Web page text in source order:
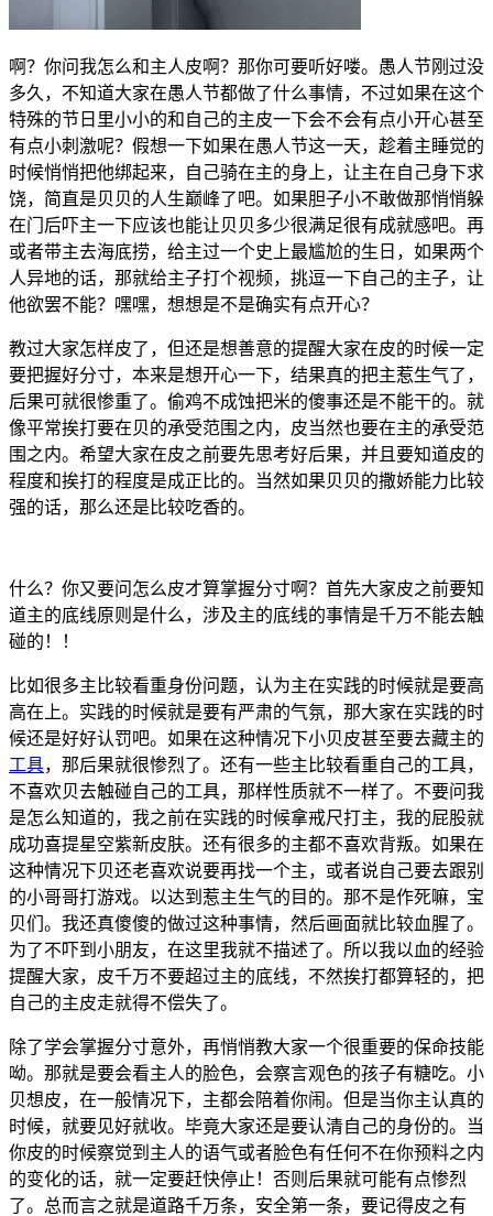
啊？你问我怎么和主人皮啊？那你可要听好喽。愚人节刚过没
多久，不知道大家在愚人节都做了什么事情，不过如果在这个
特殊的节日里小小的和自己的主皮一下会不会有点小开心甚至
有点小刺激呢？假想一下如果在愚人节这一天，趁着主睡觉的
时候悄悄把他绑起来，自己骑在主的身上，让主在自己身下求
饶，简直是贝贝的人生巅峰了吧。如果胆子小不敢做那悄悄躲
在门后吓主一下应该也能让贝贝多少很满足很有成就感吧。再
或者带主去海底捞，给主过一个史上最尴尬的生日，如果两个
人异地的话，那就给主子打个视频，挑逗一下自己的主子，让
他欲罢不能？嘿嘿，想想是不是确实有点开心？
教过大家怎样皮了，但还是想善意的提醒大家在皮的时候一定
要把握好分寸，本来是想开心一下，结果真的把主惹生气了，
后果可就很惨重了。偷鸡不成蚀把米的傻事还是不能干的。就
像平常挨打要在贝的承受范围之内，皮当然也要在主的承受范
围之内。希望大家在皮之前要先思考好后果，并且要知道皮的
程度和挨打的程度是成正比的。当然如果贝贝的撒娇能力比较
强的话，那么还是比较吃香的。
什么？你又要问怎么皮才算掌握分寸啊？首先大家皮之前要知
道主的底线原则是什么，涉及主的底线的事情是千万不能去触
碰的！！
比如很多主比较看重身份问题，认为主在实践的时候就是要高
高在上。实践的时候就是要有严肃的气氛，那大家在实践的时
候还是好好认罚吧。如果在这种情况下小贝皮甚至要去藏主的
工具，那后果就很惨烈了。还有一些主比较看重自己的工具，
不喜欢贝去触碰自己的工具，那样性质就不一样了。不要问我
是怎么知道的，我之前在实践的时候拿戒尺打主，我的屁股就
成功喜提星空紫新皮肤。还有很多的主都不喜欢背叛。如果在
这种情况下贝还老喜欢说要再找一个主，或者说自己要去跟别
的小哥哥打游戏。以达到惹主生气的目的。那不是作死嘛，宝
贝们。我还真傻傻的做过这种事情，然后画面就比较血腥了。
为了不吓到小朋友，在这里我就不描述了。所以我以血的经验
提醒大家，皮千万不要超过主的底线，不然挨打都算轻的，把
自己的主皮走就得不偿失了。
除了学会掌握分寸意外，再悄悄教大家一个很重要的保命技能
呦。那就是要会看主人的脸色，会察言观色的孩子有糖吃。小
贝想皮，在一般情况下，主都会陪着你闹。但是当你主认真的
时候，就要见好就收。毕竟大家还是要认清自己的身份的。当
你皮的时候察觉到主人的语气或者脸色有任何不在你预料之内
的变化的话，就一定要赶快停止！否则后果就可能有点惨烈
了。总而言之就是道路千万条，安全第一条，要记得皮之有